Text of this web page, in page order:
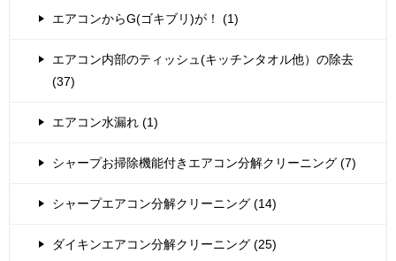
エアコンからG(ゴキブリ)が！ (1)
エアコン内部のティッシュ(キッチンタオル他）の除去
(37)
エアコン水漏れ (1)
シャープお掃除機能付きエアコン分解クリーニング (7)
シャープエアコン分解クリーニング (14)
ダイキンエアコン分解クリーニング (25)